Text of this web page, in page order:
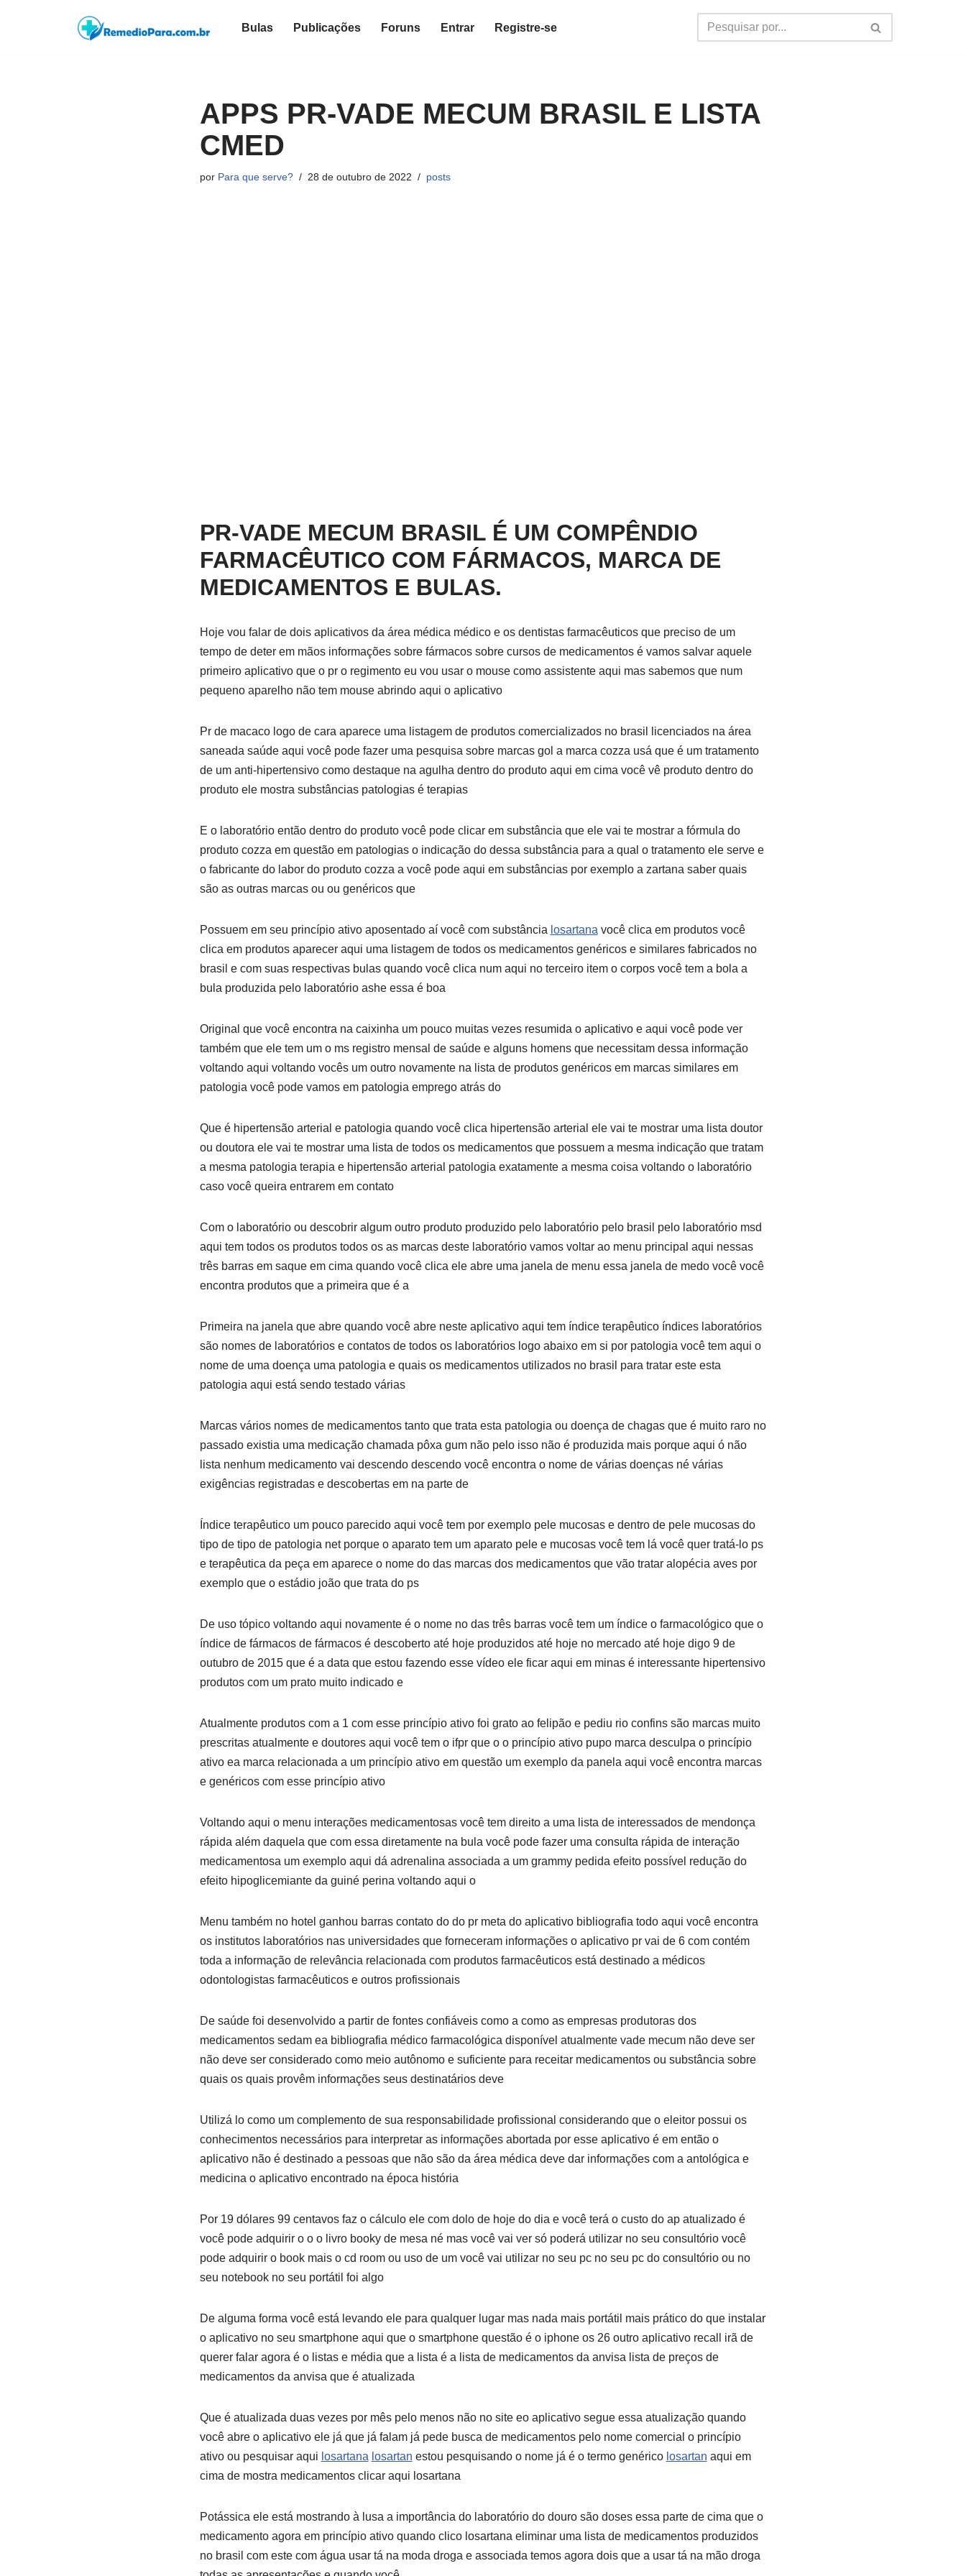
Bulas Publicações Foruns Entrar Registre-se
APPS PR-VADE MECUM BRASIL E LISTA
CMED
por Para que serve? 28 de outubro de 2022 posts
PR-VADE MECUM BRASIL É UM COMPÊNDIO
FARMACÊUTICO COM FÁRMACOS, MARCA DE
MEDICAMENTOS E BULAS.
Hoje vou falar de dois aplicativos da área médica médico e os dentistas farmacêuticos que preciso de um
tempo de deter em mãos informações sobre fármacos sobre cursos de medicamentos é vamos salvar aquele
primeiro aplicativo que o pr o regimento eu vou usar o mouse como assistente aqui mas sabemos que num
pequeno aparelho não tem mouse abrindo aqui o aplicativo
Pr de macaco logo de cara aparece uma listagem de produtos comercializados no brasil licenciados na área
saneada saúde aqui você pode fazer uma pesquisa sobre marcas gol a marca cozza usá que é um tratamento
de um anti-hipertensivo como destaque na agulha dentro do produto aqui em cima você vê produto dentro do
produto ele mostra substâncias patologias é terapias
E o laboratório então dentro do produto você pode clicar em substância que ele vai te mostrar a fórmula do
produto cozza em questão em patologias o indicação do dessa substância para a qual o tratamento ele serve e
o fabricante do labor do produto cozza a você pode aqui em substâncias por exemplo a zartana saber quais
são as outras marcas ou ou genéricos que
Possuem em seu princípio ativo aposentado aí você com substância losartana você clica em produtos você
clica em produtos aparecer aqui uma listagem de todos os medicamentos genéricos e similares fabricados no
brasil e com suas respectivas bulas quando você clica num aqui no terceiro item o corpos você tem a bola a
bula produzida pelo laboratório ashe essa é boa
Original que você encontra na caixinha um pouco muitas vezes resumida o aplicativo e aqui você pode ver
também que ele tem um o ms registro mensal de saúde e alguns homens que necessitam dessa informação
voltando aqui voltando vocês um outro novamente na lista de produtos genéricos em marcas similares em
patologia você pode vamos em patologia emprego atrás do
Que é hipertensão arterial e patologia quando você clica hipertensão arterial ele vai te mostrar uma lista doutor
ou doutora ele vai te mostrar uma lista de todos os medicamentos que possuem a mesma indicação que tratam
a mesma patologia terapia e hipertensão arterial patologia exatamente a mesma coisa voltando o laboratório
caso você queira entrarem em contato
Com o laboratório ou descobrir algum outro produto produzido pelo laboratório pelo brasil pelo laboratório msd
aqui tem todos os produtos todos os as marcas deste laboratório vamos voltar ao menu principal aqui nessas
três barras em saque em cima quando você clica ele abre uma janela de menu essa janela de medo você você
encontra produtos que a primeira que é a
Primeira na janela que abre quando você abre neste aplicativo aqui tem índice terapêutico índices laboratórios
são nomes de laboratórios e contatos de todos os laboratórios logo abaixo em si por patologia você tem aqui o
nome de uma doença uma patologia e quais os medicamentos utilizados no brasil para tratar este esta
patologia aqui está sendo testado várias
Marcas vários nomes de medicamentos tanto que trata esta patologia ou doença de chagas que é muito raro no
passado existia uma medicação chamada pôxa gum não pelo isso não é produzida mais porque aqui ó não
lista nenhum medicamento vai descendo descendo você encontra o nome de várias doenças né várias
exigências registradas e descobertas em na parte de
Índice terapêutico um pouco parecido aqui você tem por exemplo pele mucosas e dentro de pele mucosas do
tipo de tipo de patologia net porque o aparato tem um aparato pele e mucosas você tem lá você quer tratá-lo ps
e terapêutica da peça em aparece o nome do das marcas dos medicamentos que vão tratar alopécia aves por
exemplo que o estádio joão que trata do ps
De uso tópico voltando aqui novamente é o nome no das três barras você tem um índice o farmacológico que o
índice de fármacos de fármacos é descoberto até hoje produzidos até hoje no mercado até hoje digo 9 de
outubro de 2015 que é a data que estou fazendo esse vídeo ele ficar aqui em minas é interessante hipertensivo
produtos com um prato muito indicado e
Atualmente produtos com a 1 com esse princípio ativo foi grato ao felipão e pediu rio confins são marcas muito
prescritas atualmente e doutores aqui você tem o ifpr que o o princípio ativo pupo marca desculpa o princípio
ativo ea marca relacionada a um princípio ativo em questão um exemplo da panela aqui você encontra marcas
e genéricos com esse princípio ativo
Voltando aqui o menu interações medicamentosas você tem direito a uma lista de interessados de mendonça
rápida além daquela que com essa diretamente na bula você pode fazer uma consulta rápida de interação
medicamentosa um exemplo aqui dá adrenalina associada a um grammy pedida efeito possível redução do
efeito hipoglicemiante da guiné perina voltando aqui o
Menu também no hotel ganhou barras contato do do pr meta do aplicativo bibliografia todo aqui você encontra
os institutos laboratórios nas universidades que forneceram informações o aplicativo pr vai de 6 com contém
toda a informação de relevância relacionada com produtos farmacêuticos está destinado a médicos
odontologistas farmacêuticos e outros profissionais
De saúde foi desenvolvido a partir de fontes confiáveis como a como as empresas produtoras dos
medicamentos sedam ea bibliografia médico farmacológica disponível atualmente vade mecum não deve ser
não deve ser considerado como meio autônomo e suficiente para receitar medicamentos ou substância sobre
quais os quais provêm informações seus destinatários deve
Utilizá lo como um complemento de sua responsabilidade profissional considerando que o eleitor possui os
conhecimentos necessários para interpretar as informações abortada por esse aplicativo é em então o
aplicativo não é destinado a pessoas que não são da área médica deve dar informações com a antológica e
medicina o aplicativo encontrado na época história
Por 19 dólares 99 centavos faz o cálculo ele com dolo de hoje do dia e você terá o custo do ap atualizado é
você pode adquirir o o o livro booky de mesa né mas você vai ver só poderá utilizar no seu consultório você
pode adquirir o book mais o cd room ou uso de um você vai utilizar no seu pc no seu pc do consultório ou no
seu notebook no seu portátil foi algo
De alguma forma você está levando ele para qualquer lugar mas nada mais portátil mais prático do que instalar
o aplicativo no seu smartphone aqui que o smartphone questão é o iphone os 26 outro aplicativo recall irã de
querer falar agora é o listas e média que a lista é a lista de medicamentos da anvisa lista de preços de
medicamentos da anvisa que é atualizada
Que é atualizada duas vezes por mês pelo menos não no site eo aplicativo segue essa atualização quando
você abre o aplicativo ele já que já falam já pede busca de medicamentos pelo nome comercial o princípio
ativo ou pesquisar aqui losartana losartan estou pesquisando o nome já é o termo genérico losartan aqui em
cima de mostra medicamentos clicar aqui losartana
Potássica ele está mostrando à lusa a importância do laboratório do douro são doses essa parte de cima que o
medicamento agora em princípio ativo quando clico losartana eliminar uma lista de medicamentos produzidos
no brasil com este com água usar tá na moda droga e associada temos agora dois que a usar tá na mão droga